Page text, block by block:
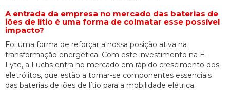
A entrada da empresa no mercado das baterias de
iões de lítio é uma forma de colmatar esse possível
impacto?
Foi uma forma de reforçar a nossa posição ativa na
transformação energética. Com este investimento na E-
Lyte, a Fuchs entra no mercado em rápido crescimento dos
eletrólitos, que estão a tornar-se componentes essenciais
das baterias de iões de lítio para a mobilidade elétrica.